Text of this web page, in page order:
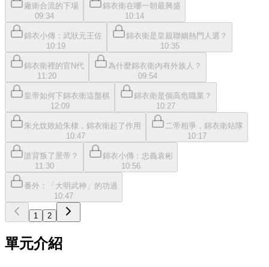
廠衛合流的下場
09:34
錦衣衛在哪一朝最興盛
10:14
錦衣小傳：武狀元王佐
10:19
錦衣衛是皇親聯姻熱門人選？
10:35
錦衣衛裡的官N代
11:20
為什麼錦衣衛內有外族人？
09:54
皇帝如何下錦衣衛這盤棋
12:09
錦衣衛是個高危職業？
10:27
朱允炆敗給朱棣，錦衣衛起了作用
10:47
二帝相爭，錦衣衛站隊
10:17
誰背叛了景帝？
11:30
錦衣小傳：忠義袁彬
10:56
番外：「大明武神」的功過
10:47
1 2
單元介紹